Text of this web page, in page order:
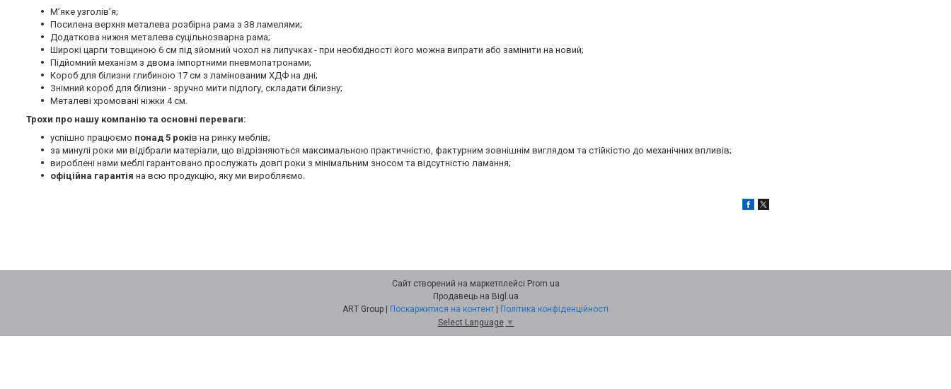
М’яке узголів’я;
Посилена верхня металева розбірна рама з 38 ламелями;
Додаткова нижня металева суцільнозварна рама;
Широкі царги товщиною 6 см під зйомний чохол на липучках - при необхідності його можна випрати або замінити на новий;
Підйомний механізм з двома імпортними пневмопатронами;
Короб для білизни глибиною 17 см з ламінованим ХДФ на дні;
Знімний короб для білизни - зручно мити підлогу, складати білизну;
Металеві хромовані ніжки 4 см.
Трохи про нашу компанію та основні переваги:
успішно працюємо понад 5 років на ринку меблів;
за минулі роки ми відібрали матеріали, що відрізняються максимальною практичністю, фактурним зовнішнім виглядом та стійкістю до механічних впливів;
вироблені нами меблі гарантовано прослужать довгі роки з мінімальним зносом та відсутністю ламання;
офіційна гарантія на всю продукцію, яку ми виробляємо.
Сайт створений на маркетплейсі Prom.ua
Продавець на Bigl.ua
Поскаржитися на контент
Політика конфіденційності
Select Language ▼